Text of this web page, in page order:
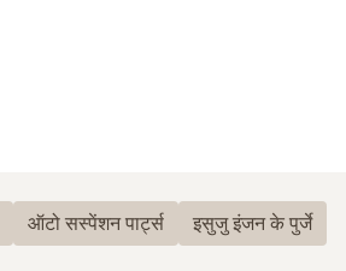
ऑटो सस्पेंशन पार्ट्स इसुजु इंजन के पुर्जे